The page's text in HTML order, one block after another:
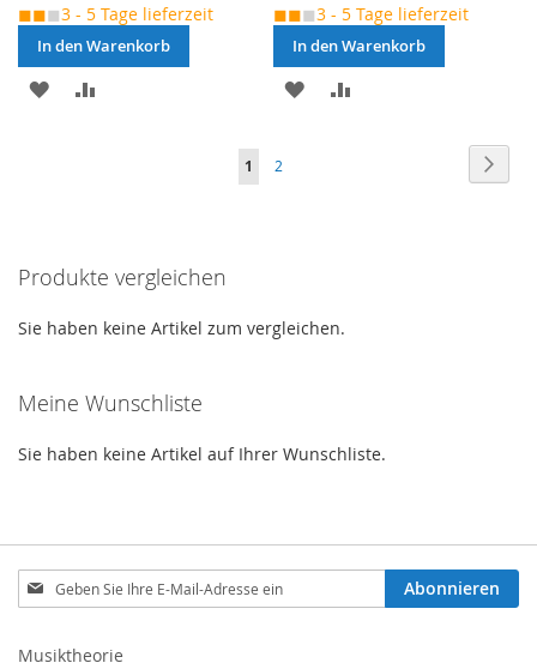
◼◼◼3 - 5 Tage lieferzeit
In den Warenkorb
MERKEN
◼◼◼3 - 5 Tage lieferzeit
In den Warenkorb
MERKEN
Sie
1 Seite
2
Produkte vergleichen
Sie haben keine Artikel zum vergleichen.
Meine Wunschliste
Sie haben keine Artikel auf Ihrer Wunschliste.
Melden
Sie
für
Abonnieren
Musiktheorie